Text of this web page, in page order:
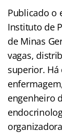
Publicado o
Instituto de
de Minas
vagas,
superior.
engenheiro